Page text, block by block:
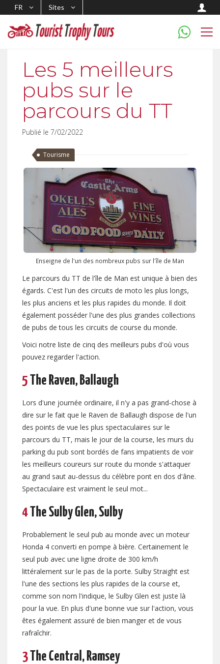
FR Sites
Les 5 meilleurs
pubs sur le
parcours du TT
Publié le 7/02/2022
Tourisme
Enseigne de l'un des nombreux pubs sur l'île de Man
Le parcours du TT de l'île de Man est unique à bien des
égards. C'est l'un des circuits de moto les plus longs,
les plus anciens et les plus rapides du monde. Il doit
également posséder l'une des plus grandes collections
de pubs de tous les circuits de course du monde.
Voici notre liste de cinq des meilleurs pubs d'où vous
pouvez regarder l'action.
5 The Raven, Ballaugh
Lors d'une journée ordinaire, il n'y a pas grand-chose à
dire sur le fait que le Raven de Ballaugh dispose de l'un
des points de vue les plus spectaculaires sur le
parcours du TT, mais le jour de la course, les murs du
parking du pub sont bordés de fans impatients de voir
les meilleurs coureurs sur route du monde s'attaquer
au grand saut au-dessus du célèbre pont en dos d'âne.
Spectaculaire est vraiment le seul mot...
4 The Sulby Glen, Sulby
Probablement le seul pub au monde avec un moteur
Honda 4 converti en pompe à bière. Certainement le
seul pub avec une ligne droite de 300 km/h
littéralement sur le pas de la porte. Sulby Straight est
l'une des sections les plus rapides de la course et,
comme son nom l'indique, le Sulby Glen est juste là
pour la vue. En plus d'une bonne vue sur l'action, vous
êtes également assuré de bien manger et de vous
rafraîchir.
3 The Central, Ramsey